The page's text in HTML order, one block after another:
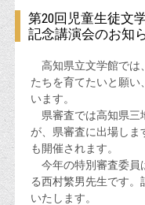
第20回児童生徒文
記念講演会のお知
高知県立文学館では
たちを育てたいと願い
います。
県審査では高知県三
が、県審査に出場しま
も開催されます。
今年の特別審査委員
る西村繁男先生です
いたします。